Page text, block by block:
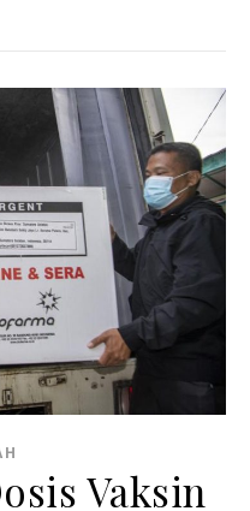
Vaksin